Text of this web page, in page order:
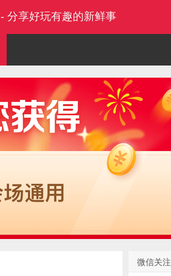
- 分享好玩有趣的新鲜事
微信关注